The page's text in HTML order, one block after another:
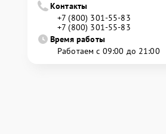
Контакты
+7 (800) 301-55-83
+7 (800) 301-55-83
Время работы
Работаем с 09:00 до 21:00